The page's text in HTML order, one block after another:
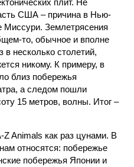
плит. Не
США – причина в Нью-
Землетрясения
то, обычное и вполне
в несколько столетий,
никому. К примеру, в
близ побережья
а следом пошли
15 метров, волны. Итог –
Z Animals как раз цунами. В
относятся: побережье
побережья Японии и